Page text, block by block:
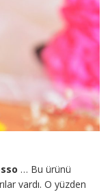
… Bu ürünü
vardı. O yüzden